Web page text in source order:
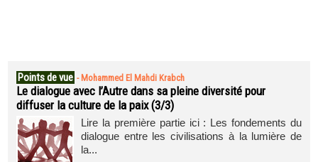
Points de vue - Mohammed El Mahdi Krabch
Le dialogue avec l’Autre dans sa pleine diversité pour
diffuser la culture de la paix (3/3)
Lire la première partie ici : Les fondements du
dialogue entre les civilisations à la lumière de
la...